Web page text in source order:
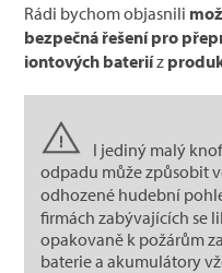
Rádi bychom objasnili
bezpečná řešení pro
iontových bateriíz
I jediný malý
odpadu může způsobit
odhozené hudební
firmách zabývajících se
opakovaně k požárům
baterie a akumulátory